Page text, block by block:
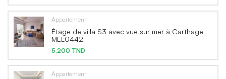
Appartement
Étage de villa S3 avec vue sur mer à Carthage
MEL0442
5,200 TND
Appartement